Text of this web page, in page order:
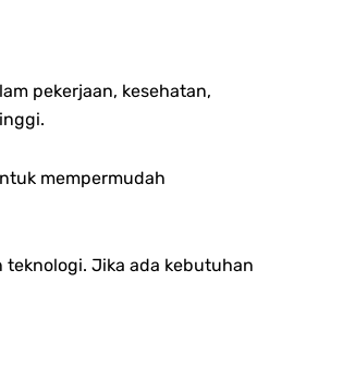
pekerjaan, kesehatan,
mempermudah
Jika ada kebutuhan